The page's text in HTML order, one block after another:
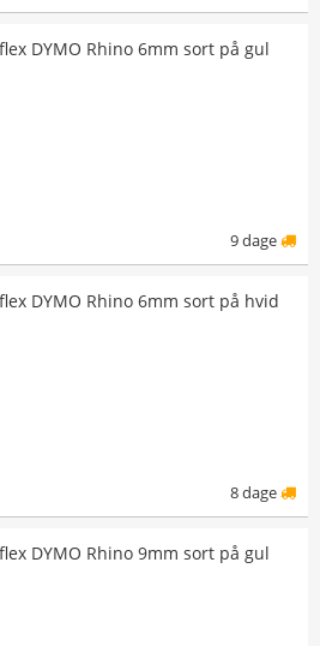
DYMO Rhino 6mm sort på gul
9 dage
DYMO Rhino 6mm sort på hvid
8 dage
DYMO Rhino 9mm sort på gul